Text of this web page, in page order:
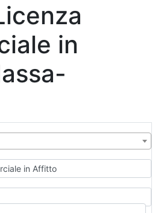
in
in Affitto